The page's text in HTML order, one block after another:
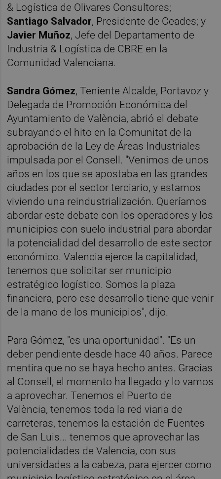
& Logística de Olivares Consultores;
Santiago Salvador, Presidente de Ceades; y
Javier Muñoz, Jefe del Departamento de
Industria & Logística de CBRE en la
Comunidad Valenciana.
Sandra Gómez, Teniente Alcalde, Portavoz y
Delegada de Promoción Económica del
Ayuntamiento de València, abrió el debate
subrayando el hito en la Comunitat de la
aprobación de la Ley de Áreas Industriales
impulsada por el Consell. "Venimos de unos
años en los que se apostaba en las grandes
ciudades por el sector terciario, y estamos
viviendo una reindustrialización. Queríamos
abordar este debate con los operadores y los
municipios con suelo industrial para abordar
la potencialidad del desarrollo de este sector
económico. Valencia ejerce la capitalidad,
tenemos que solicitar ser municipio
estratégico logístico. Somos la plaza
financiera, pero ese desarrollo tiene que venir
de la mano de los municipios", dijo.
Para Gómez, "es una oportunidad". "Es un
deber pendiente desde hace 40 años. Parece
mentira que no se haya hecho antes. Gracias
al Consell, el momento ha llegado y lo vamos
a aprovechar. Tenemos el Puerto de
València, tenemos toda la red viaria de
carreteras, tenemos la estación de Fuentes
de San Luis... tenemos que aprovechar las
potencialidades de Valencia, con sus
universidades a la cabeza, para ejercer como